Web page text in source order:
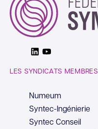
LinkedinYoutube
LES SYNDICATS MEMBRES
Numeum
Syntec-Ingénierie
Syntec Conseil